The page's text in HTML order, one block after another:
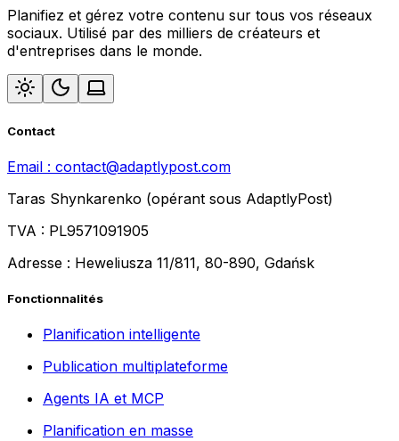
Planifiez et gérez votre contenu sur tous vos réseaux
sociaux. Utilisé par des milliers de créateurs et
d'entreprises dans le monde.
Contact
Email : contact@adaptlypost.com
Taras Shynkarenko (opérant sous AdaptlyPost)
TVA : PL9571091905
Adresse : Heweliusza 11/811, 80-890, Gdańsk
Fonctionnalités
Planification intelligente
Publication multiplateforme
Agents IA et MCP
Planification en masse